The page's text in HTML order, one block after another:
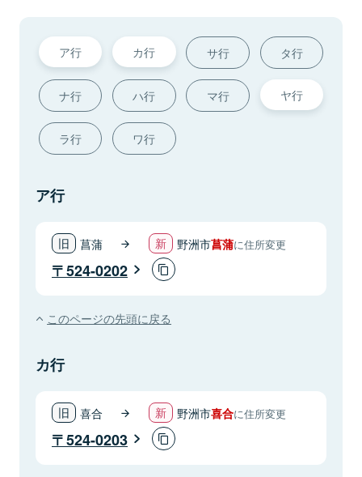
ア行 カ行 サ行 タ行
ナ行 ハ行 マ行 ヤ行
ラ行 ワ行
ア行
菖蒲 野洲市菖蒲に住所変更
524-0202
このページの先頭に戻る
カ行
喜合 野洲市喜合に住所変更
524-0203